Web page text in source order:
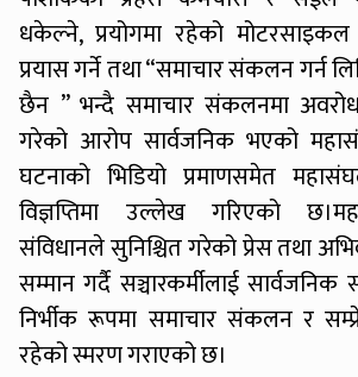
धकेल्ने, प्रयोगमा रहेको
प्रयास गर्ने तथा “समाचार संकलन गर्न
छैन ” भन्दै समाचार संकलनमा
गरेको आरोप सार्वजनिक भएको
घटनाको भिडियो प्रमाणसमेत
विज्ञप्तिमा उल्लेख गरिएको
संविधानले सुनिश्चित गरेको प्रेस तथा
सम्मान गर्दै सञ्चारकर्मीलाई
निर्भीक रूपमा समाचार संकलन र
रहेको स्मरण गराएको छ।